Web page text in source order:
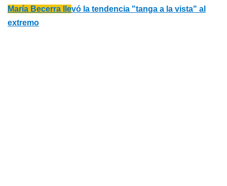
María Becerra llevó la tendencia "tanga a la vista" al
extremo